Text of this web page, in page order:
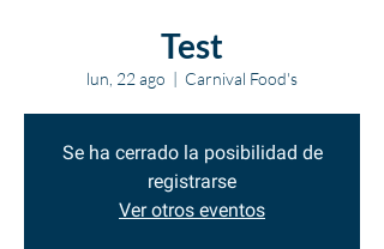
Test
lun, 22 ago
  |
Carnival Food's
Se ha cerrado la posibilidad de
registrarse
Ver otros eventos